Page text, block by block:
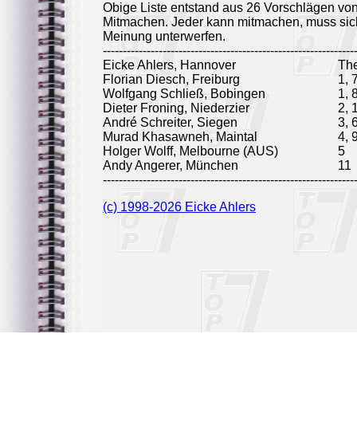
Obige Liste entstand aus 26 Vorschlägen
Mitmachen. Jeder kann mitmachen, muss
Meinung unterwerfen.
Eicke Ahlers, Hannover
Florian Diesch, Freiburg
1,
Wolfgang Schließ, Bobingen
1,
Dieter Froning, Niederzier
2,
André Schreiter, Siegen
3,
Murad Khasawneh, Maintal
4,
Holger Wolff, Melbourne (AUS)
5
Andy Angerer, München
11
(c) 1998-2026 Eicke Ahlers